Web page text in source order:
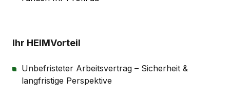
Ihr HEIMVorteil
Unbefristeter Arbeitsvertrag – Sicherheit &
langfristige Perspektive